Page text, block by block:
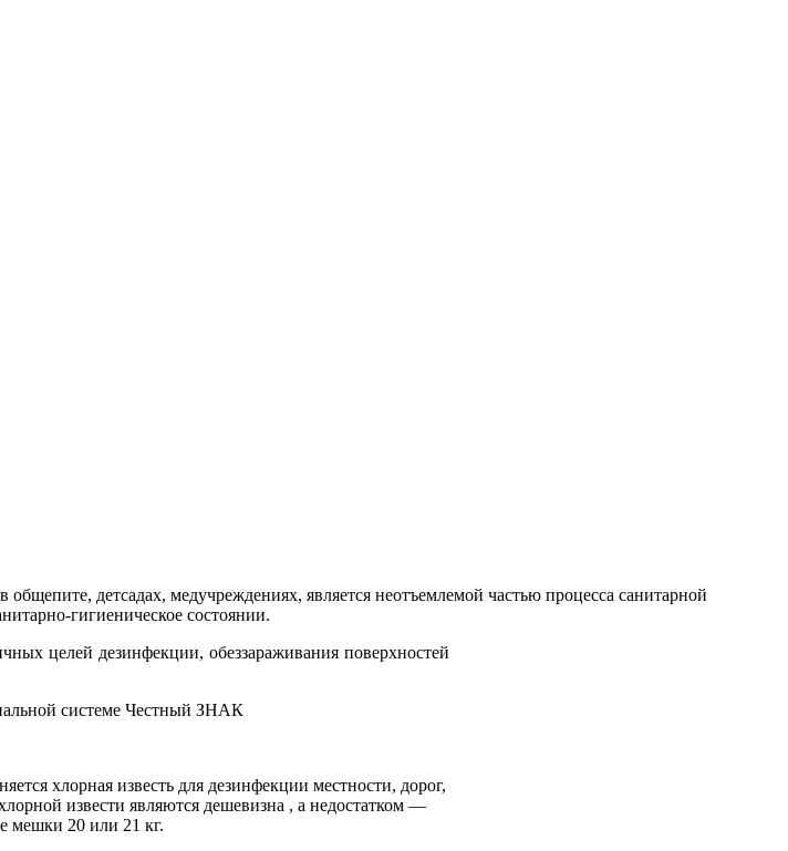
детсадах, медучреждениях, является неотъемлемой частью процесса санитарной
гигиеническое состоянии.
целей дезинфекции, обеззараживания поверхностей
системе Честный ЗНАК
хлорная известь для дезинфекции местности, дорог,
извести являются дешевизна , а недостатком —
мешки 20 или 21 кг.